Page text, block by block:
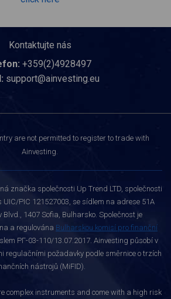
Kontaktujte nás
+359(2)4928497
support@ainvesting.eu
are not permitted to register to trade with
Ainvesting.
značka společnosti Up Trend LTD, společnosti
PIC 121527003, se sídlem na adrese 51A
Blvd., 1407 Sofia, Bulharsko. Společnost je
a regulována Bulharskou komisí pro finanční
РГ-03-110/13.07.2017. Ainvesting působí v
regulačními požadavky podle směrnice o trzích
nástrojů (MiFID).
complex instruments and come with a high risk